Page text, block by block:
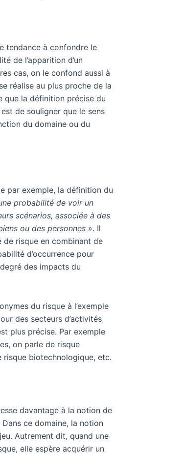
tendance à confondre le
de l’apparition d’un
cas, on le confond aussi à
réalise au plus proche de la
que la définition précise du
de souligner que le sens
du domaine ou du
par exemple, la définition du
probabilité de voir un
scénarios, associée à des
ou des personnes ». Il
risque en combinant de
d’occurrence pour
des impacts du
du risque à l’exemple
des secteurs d’activités
plus précise. Par exemple
on parle de risque
risque biotechnologique, etc.
davantage à la notion de
ce domaine, la notion
Autrement dit, quand une
elle espère acquérir un